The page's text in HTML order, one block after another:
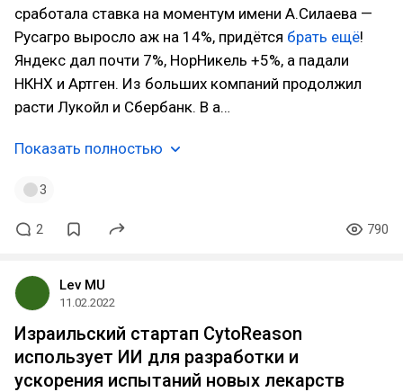
сработала ставка на моментум имени А.Силаева —
Русагро выросло аж на 14%, придётся брать ещё!
Яндекс дал почти 7%, НорНикель +5%, а падали
НКНХ и Артген. Из больших компаний продолжил
расти Лукойл и Сбербанк. В а…
Показать полностью
3
2 790
Lev MU
11.02.2022
Израильский стартап CytoReason
использует ИИ для разработки и
ускорения испытаний новых лекарств